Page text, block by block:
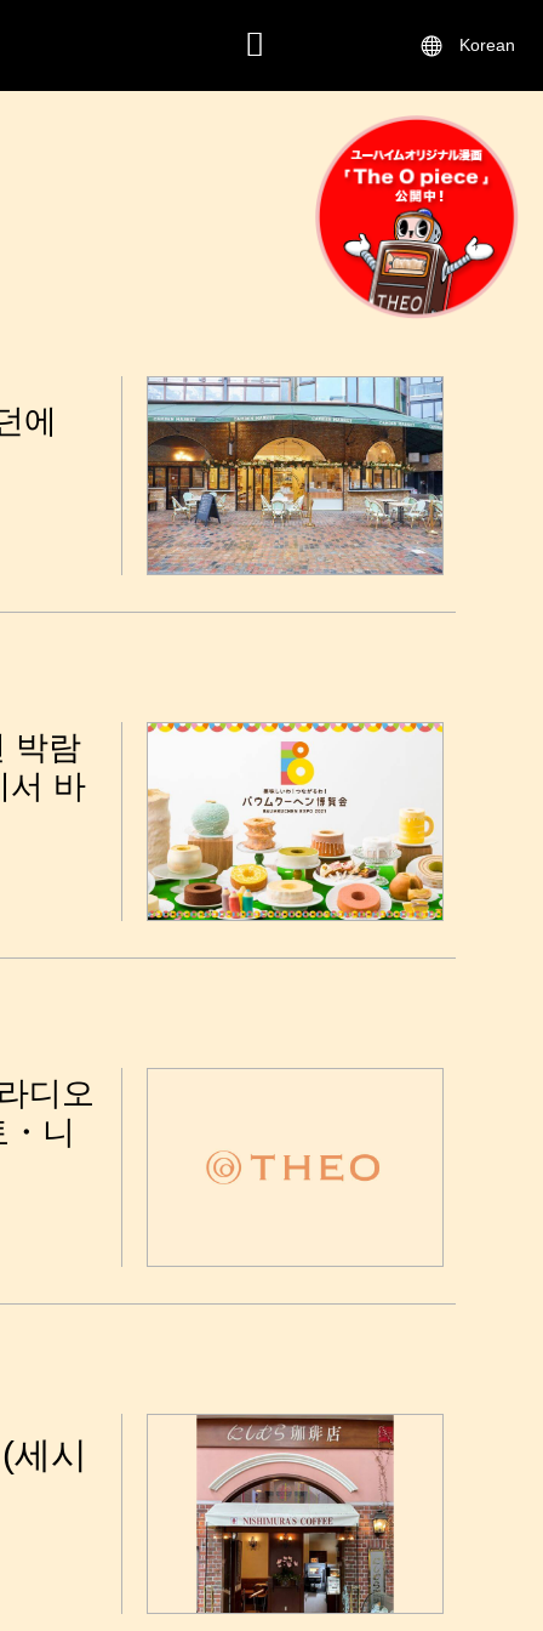
Korean
에
박람
서 바
디오
니
시